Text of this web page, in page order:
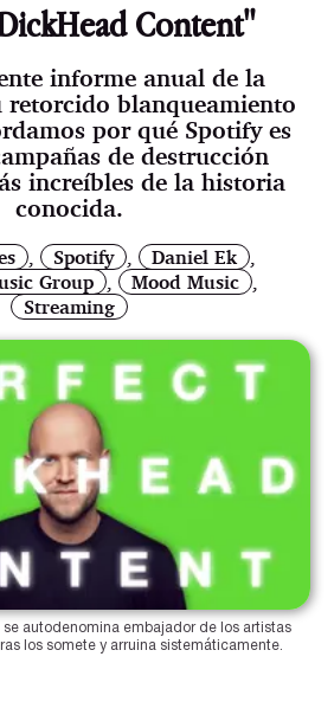
Content"
informe anual de la
retorcido blanqueamiento
por qué Spotify es
de destrucción
increíbles de la historia
conocida.
Spotify Daniel Ek
Group
Mood Music
Streaming
se autodenomina embajador de los artistas
los somete y arruina sistemáticamente.